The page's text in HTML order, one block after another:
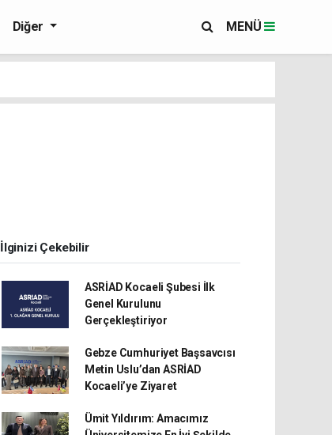
Diğer MENÜ
İlginizi Çekebilir
ASRİAD Kocaeli Şubesi İlk
Genel Kurulunu
Gerçekleştiriyor
Gebze Cumhuriyet Başsavcısı
Metin Uslu’dan ASRİAD
Kocaeli’ye Ziyaret
Ümit Yıldırım: Amacımız